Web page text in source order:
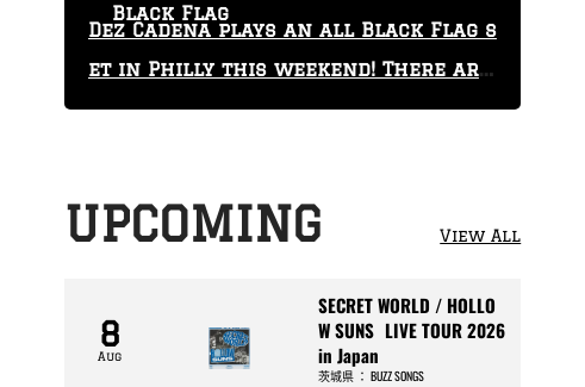
Dez Cadena plays an all Black Flag s
et in Philly this weekend! There are
only 29 tickets left!
Black Flag
UPCOMING View All
8
Aug
SECRET WORLD / HOLLO
W SUNS LIVE TOUR 2026
in Japan
茨城県： BUZZ SONGS